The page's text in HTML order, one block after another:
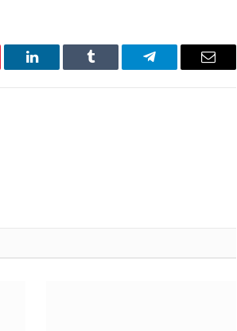
LinkedIn Tumblr Telegram Email